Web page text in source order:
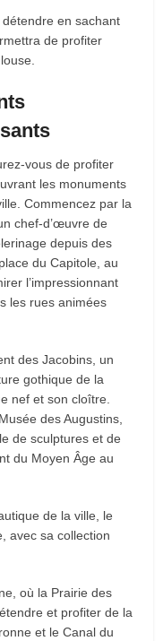
en sachant
de profiter
vous de profiter
les monuments
Commencez par la
chef-d’œuvre de
depuis des
du Capitole, au
l’impressionnant
les rues animées
des Jacobins, un
gothique de la
nef et son cloître.
des Augustins,
de sculptures et de
du Moyen Âge au
de la ville, le
avec sa collection
où la Prairie des
et profiter de la
et le Canal du